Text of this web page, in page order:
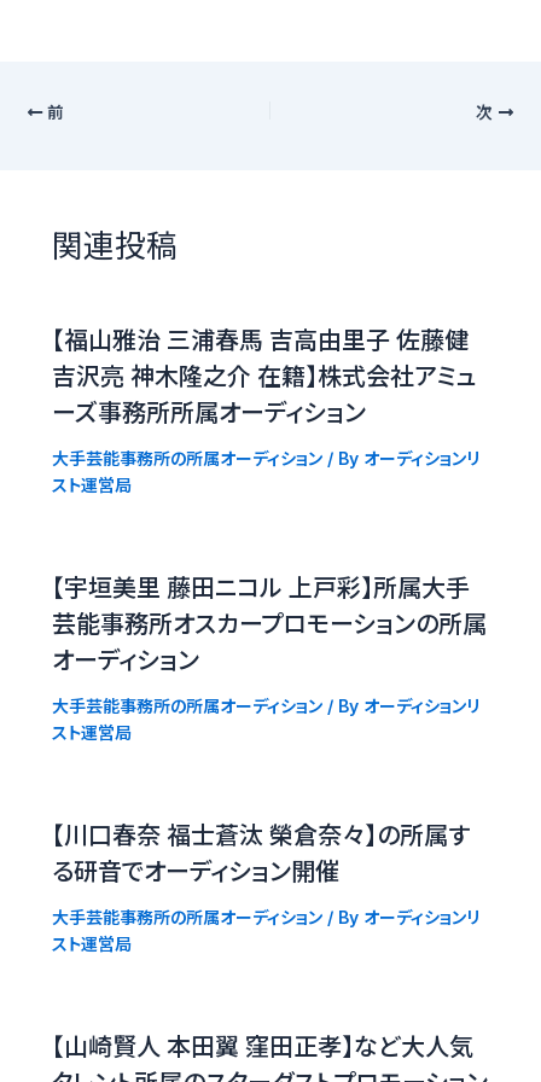
前 次
関連投稿
【福山雅治 三浦春馬 吉高由里子 佐藤健
吉沢亮 神木隆之介 在籍】株式会社アミュ
ーズ事務所所属オーディション
大手芸能事務所の所属オーディション/ By オーディションリ
スト運営局
【宇垣美里 藤田ニコル 上戸彩】所属大手
芸能事務所オスカープロモーションの所属
オーディション
大手芸能事務所の所属オーディション/ By オーディションリ
スト運営局
【川口春奈 福士蒼汰 榮倉奈々】の所属す
る研音でオーディション開催
大手芸能事務所の所属オーディション/ By オーディションリ
スト運営局
【山崎賢人 本田翼 窪田正孝】など大人気